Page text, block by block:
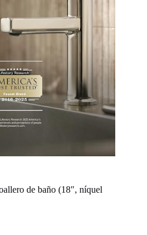
de baño (18″, níquel